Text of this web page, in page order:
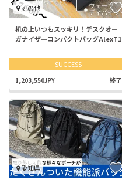
その他
机の上いつもスッキリ！デスクオー
ガナイザーコンパクトバッグAlexT1
SUCCESS
1,203,550JPY 終了
愛知県